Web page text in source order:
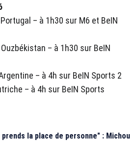
– à 1h30 sur M6 et BeIN
Ouzbékistan – à 1h30 sur BeIN
– à 4h sur BeIN Sports 2
– à 4h sur BeIN Sports
prends la place de personne" : Michou